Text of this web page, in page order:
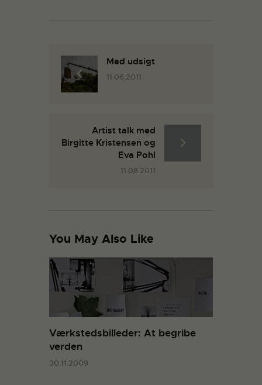
Med udsigt
11.06.2011
Artist talk med
Birgitte Kristensen og
Eva Pohl
11.08.2011
You May Also Like
Værkstedsbilleder: At begribe
verden
30.11.2009